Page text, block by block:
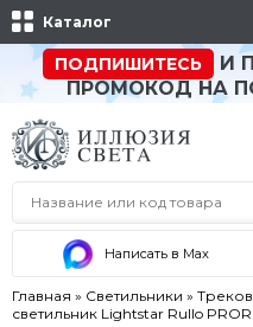
Каталог
ПОДПИШИТЕСЬ
И
ПРОМОКОД НА
Написать в Max
Главная » Светильники »
светильник Lightstar Rullo